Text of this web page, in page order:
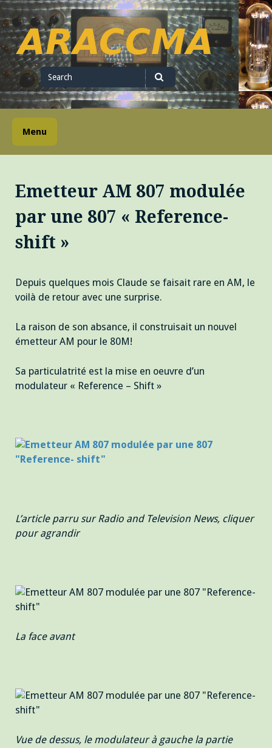
Skip
to
content
ARACCMA
Search
for
Search
Menu
Emetteur AM 807 modulée
par une 807 « Reference-
shift »
Depuis quelques mois Claude se faisait rare en AM, le
voilà de retour avec une surprise.
La raison de son absance, il construisait un nouvel
émetteur AM pour le 80M!
Sa particulatrité est la mise en oeuvre d’un
modulateur « Reference – Shift »
L’article parru sur Radio and Television News, cliquer
pour agrandir
La face avant
Vue de dessus, le modulateur à gauche la partie